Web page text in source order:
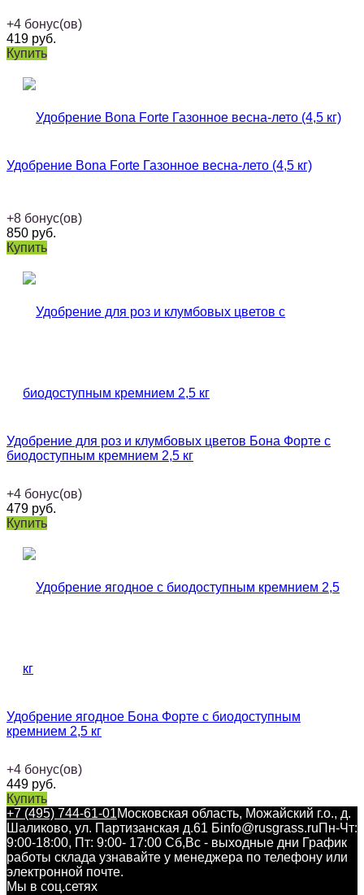
+4 бонус(ов)
419 руб.
Купить
Удобрение Bona Forte Газонное весна-лето (4,5 кг)
+8 бонус(ов)
850 руб.
Купить
Удобрение для роз и клумбовых цветов Бона Форте с
биодоступным кремнием 2,5 кг
+4 бонус(ов)
479 руб.
Купить
Удобрение ягодное Бона Форте с биодоступным
кремнием 2,5 кг
+4 бонус(ов)
449 руб.
Купить
+7 (495) 744-61-01Московская область, Можайский г.о., д.
Шаликово, ул. Партизанская д.61 Бinfo@rusgrass.ruПн-Чт:
9:00-18:00, Пт: 9:00- 17:00 Сб,Вс - выходные дни График
работы склада узнавайте у менеджера по телефону или
электронной почте.
Мы в соц.сетях